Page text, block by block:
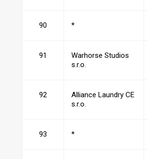
90 *
91
Warhorse Studios
s.r.o.
92
Alliance Laundry CE
s.r.o.
93 *